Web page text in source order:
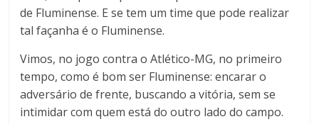
de Fluminense. E se tem um time que pode realizar
tal façanha é o Fluminense.
Vimos, no jogo contra o Atlético-MG, no primeiro
tempo, como é bom ser Fluminense: encarar o
adversário de frente, buscando a vitória, sem se
intimidar com quem está do outro lado do campo.